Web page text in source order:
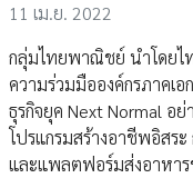
11 เม.ย. 2022
กลุ่มไทยพาณิชย์ นำโดยไ
ความร่วมมือองค์กรภาคเอ
ธุรกิจยุค Next Normal อ
โปรแกรมสร้างอาชีพอิสร
และแพลตฟอร์มส่งอาหา